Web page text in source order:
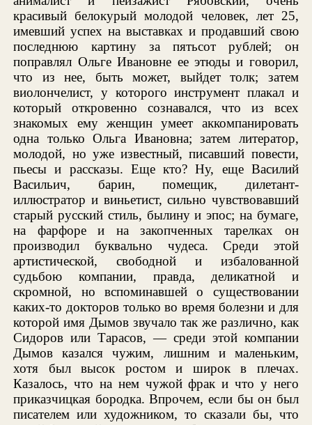
красивый белокурый молодой человек, лет 25,
имевший успех на выставках и продавший свою
последнюю картину за пятьсот рублей; он
поправлял Ольге Ивановне ее этюды и говорил,
что из нее, быть может, выйдет толк; затем
виолончелист, у которого инструмент плакал и
который откровенно сознавался, что из всех
знакомых ему женщин умеет аккомпанировать
одна только Ольга Ивановна; затем литератор,
молодой, но уже известный, писавший повести,
пьесы и рассказы. Еще кто? Ну, еще Василий
Васильич, барин, помещик, дилетант-
иллюстратор и виньетист, сильно чувствовавший
старый русский стиль, былину и эпос; на бумаге,
на фарфоре и на закопченных тарелках он
производил буквально чудеса. Среди этой
артистической, свободной и избалованной
судьбою компании, правда, деликатной и
скромной, но вспоминавшей о существовании
каких-то докторов только во время болезни и для
которой имя Дымов звучало так же различно, как
Сидоров или Тарасов, — среди этой компании
Дымов казался чужим, лишним и маленьким,
хотя был высок ростом и широк в плечах.
Казалось, что на нем чужой фрак и что у него
приказчицкая бородка. Впрочем, если бы он был
писателем или художником, то сказали бы, что